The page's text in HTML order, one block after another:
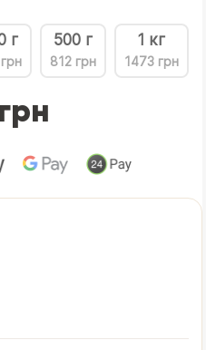
г 500 г
812 грн
1 кг
1473 грн